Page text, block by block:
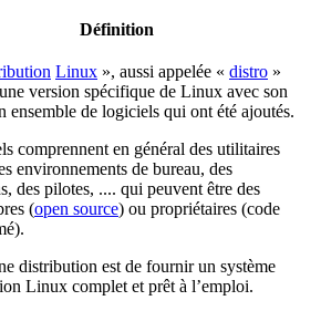
Définition
Linux », aussi appelée « distro »
version spécifique de Linux avec son
ensemble de logiciels qui ont été ajoutés.
comprennent en général des utilitaires
environnements de bureau, des
des pilotes, .... qui peuvent être des
(open source) ou propriétaires (code
distribution est de fournir un système
Linux complet et prêt à l’emploi.